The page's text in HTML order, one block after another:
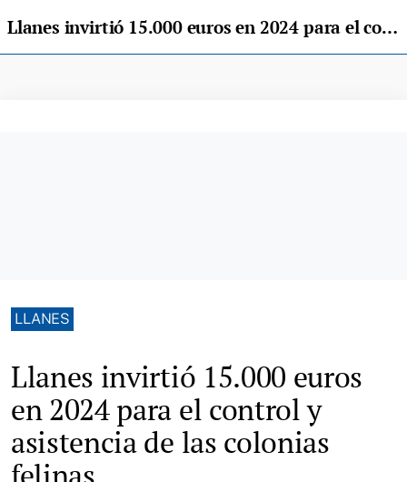
Llanes invirtió 15.000 euros en 2024 para el control y asistencia de las colonias felinas
LLANES
Llanes invirtió 15.000 euros
en 2024 para el control y
asistencia de las colonias